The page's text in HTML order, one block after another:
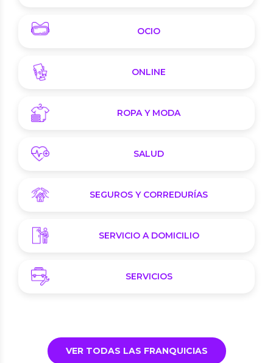
OCIO
ONLINE
ROPA Y MODA
SALUD
SEGUROS Y CORREDURÍAS
SERVICIO A DOMICILIO
SERVICIOS
VER TODAS LAS FRANQUICIAS